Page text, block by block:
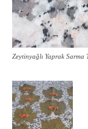
Zeytinyağlı Yaprak Sarma